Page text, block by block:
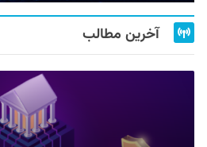
آخرین مطالب